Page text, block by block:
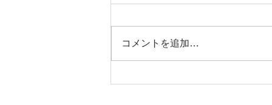
コメントを追加…